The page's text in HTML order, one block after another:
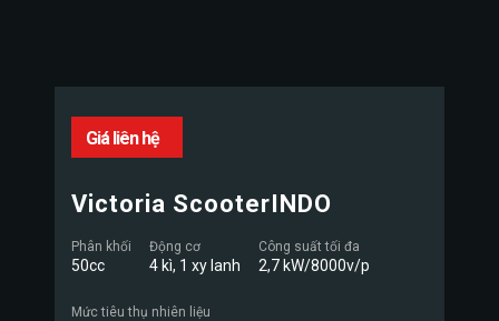
Giá liên hệ
Victoria ScooterINDO
Phân khối
50cc
Động cơ
4 kì, 1 xy lanh
Công suất tối đa
2,7 kW/8000v/p
Mức tiêu thụ nhiên liệu